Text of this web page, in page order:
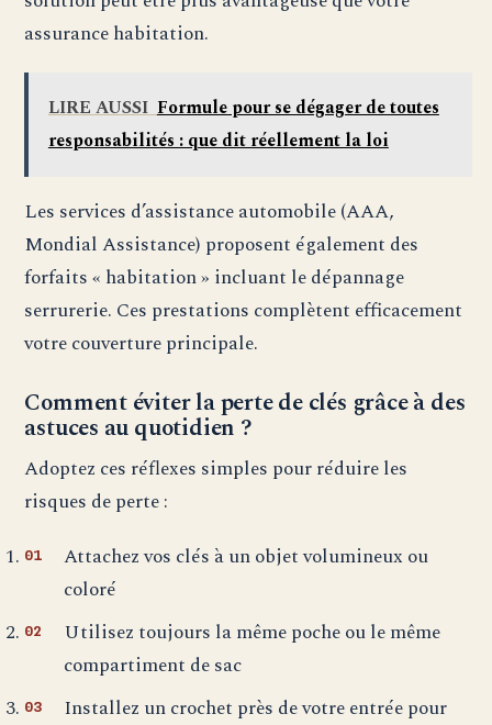
assurance habitation.
LIRE AUSSI Formule pour se dégager de toutes
responsabilités : que dit réellement la loi
Les services d’assistance automobile (AAA,
Mondial Assistance) proposent également des
forfaits « habitation » incluant le dépannage
serrurerie. Ces prestations complètent efficacement
votre couverture principale.
Comment éviter la perte de clés grâce à des
astuces au quotidien ?
Adoptez ces réflexes simples pour réduire les
risques de perte :
Attachez vos clés à un objet volumineux ou
coloré
Utilisez toujours la même poche ou le même
compartiment de sac
Installez un crochet près de votre entrée pour